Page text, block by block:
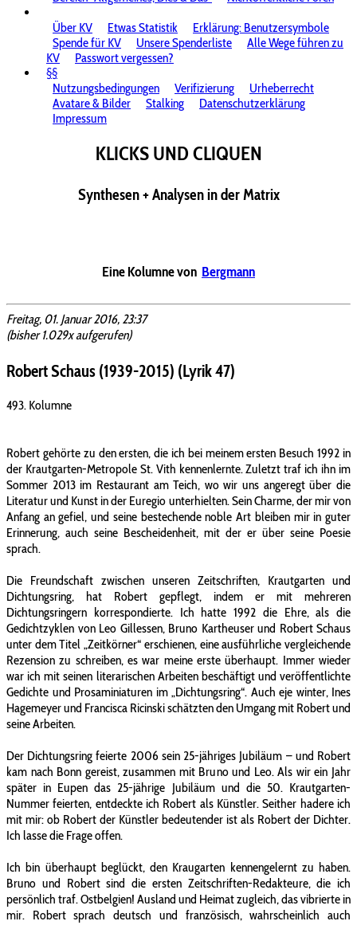
Über KV
Etwas Statistik
Erklärung: Benutzersymbole
Spende für KV
Unsere Spenderliste
Alle Wege führen zu
KV
Passwort vergessen?
§§
Nutzungsbedingungen
Verifizierung
Urheberrecht
Avatare & Bilder
Stalking
Datenschutzerklärung
Impressum
KLICKS UND CLIQUEN
Synthesen + Analysen in der Matrix
Eine Kolumne von Bergmann
Freitag, 01. Januar 2016, 23:37
(bisher 1.029x aufgerufen)
Robert Schaus (1939-2015) (Lyrik 47)
493. Kolumne
Robert gehörte zu den ersten, die ich bei meinem ersten Besuch 1992 in
der Krautgarten-Metropole St. Vith kennenlernte. Zuletzt traf ich ihn im
Sommer 2013 im Restaurant am Teich, wo wir uns angeregt über die
Literatur und Kunst in der Euregio unterhielten. Sein Charme, der mir von
Anfang an gefiel, und seine bestechende noble Art bleiben mir in guter
Erinnerung, auch seine Bescheidenheit, mit der er über seine Poesie
sprach.
Die Freundschaft zwischen unseren Zeitschriften, Krautgarten und
Dichtungsring, hat Robert gepflegt, indem er mit mehreren
Dichtungsringern korrespondierte. Ich hatte 1992 die Ehre, als die
Gedichtzyklen von Leo Gillessen, Bruno Kartheuser und Robert Schaus
unter dem Titel „Zeitkörner“ erschienen, eine ausführliche vergleichende
Rezension zu schreiben, es war meine erste überhaupt. Immer wieder
war ich mit seinen literarischen Arbeiten beschäftigt und veröffentlichte
Gedichte und Prosaminiaturen im „Dichtungsring“. Auch eje winter, Ines
Hagemeyer und Francisca Ricinski schätzten den Umgang mit Robert und
seine Arbeiten.
Der Dichtungsring feierte 2006 sein 25-jähriges Jubiläum – und Robert
kam nach Bonn gereist, zusammen mit Bruno und Leo. Als wir ein Jahr
später in Eupen das 25-jährige Jubiläum und die 50. Krautgarten-
Nummer feierten, entdeckte ich Robert als Künstler. Seither hadere ich
mit mir: ob Robert der Künstler bedeutender ist als Robert der Dichter.
Ich lasse die Frage offen.
Ich bin überhaupt beglückt, den Kraugarten kennengelernt zu haben.
Bruno und Robert sind die ersten Zeitschriften-Redakteure, die ich
persönlich traf. Ostbelgien! Ausland und Heimat zugleich, das vibrierte in
mir. Robert sprach deutsch und französisch, wahrscheinlich auch